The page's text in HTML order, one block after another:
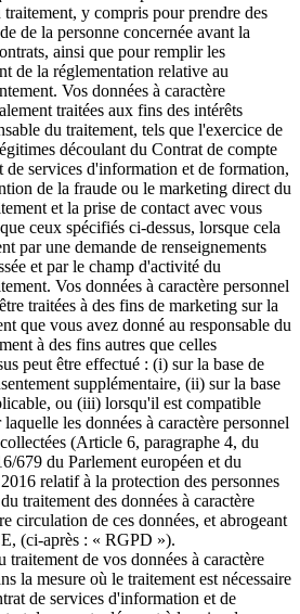
traitement, y compris pour prendre des
de la personne concernée avant la
ainsi que pour remplir les
de la réglementation relative au
Vos données à caractère
traitées aux fins des intérêts
du traitement, tels que l'exercice de
découlant du Contrat de compte
de services d'information et de formation,
de la fraude ou le marketing direct du
et la prise de contact avec vous
ceux spécifiés ci-dessus, lorsque cela
par une demande de renseignements
et par le champ d'activité du
Vos données à caractère personnel
traitées à des fins de marketing sur la
que vous avez donné au responsable du
à des fins autres que celles
peut être effectué : (i) sur la base de
supplémentaire, (ii) sur la base
ou (iii) lorsqu'il est compatible
les données à caractère personnel
(Article 6, paragraphe 4, du
679 du Parlement européen et du
relatif à la protection des personnes
traitement des données à caractère
circulation de ces données, et abrogeant
(ci-après : « RGPD »).
traitement de vos données à caractère
la mesure où le traitement est nécessaire
de services d'information et de